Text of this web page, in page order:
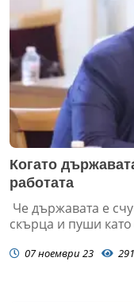
Когато
работата
Че държавата е
скърца и пуши като
07 ноември 23 291